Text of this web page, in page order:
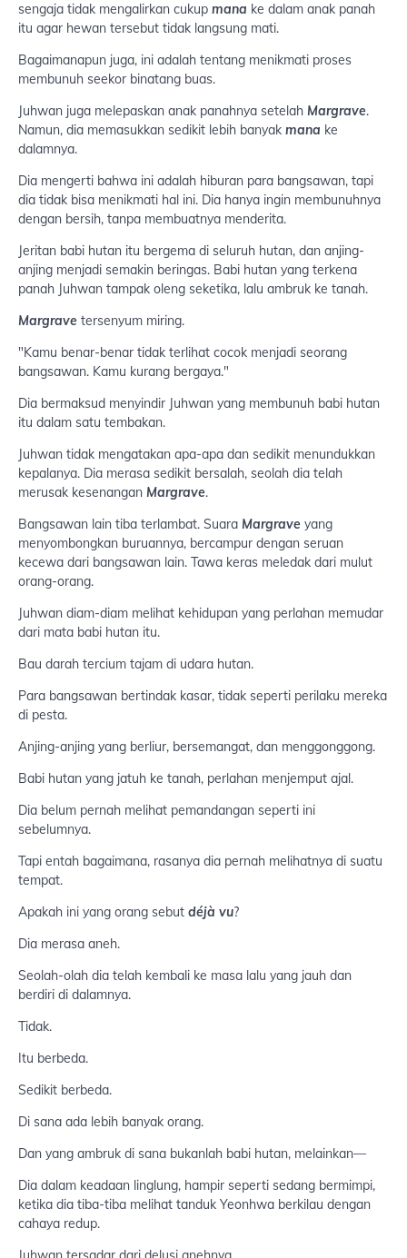
sengaja tidak mengalirkan cukup mana ke dalam anak panah
itu agar hewan tersebut tidak langsung mati.
Bagaimanapun juga, ini adalah tentang menikmati proses
membunuh seekor binatang buas.
Juhwan juga melepaskan anak panahnya setelah Margrave.
Namun, dia memasukkan sedikit lebih banyak mana ke
dalamnya.
Dia mengerti bahwa ini adalah hiburan para bangsawan, tapi
dia tidak bisa menikmati hal ini. Dia hanya ingin membunuhnya
dengan bersih, tanpa membuatnya menderita.
Jeritan babi hutan itu bergema di seluruh hutan, dan anjing-
anjing menjadi semakin beringas. Babi hutan yang terkena
panah Juhwan tampak oleng seketika, lalu ambruk ke tanah.
Margrave tersenyum miring.
"Kamu benar-benar tidak terlihat cocok menjadi seorang
bangsawan. Kamu kurang bergaya."
Dia bermaksud menyindir Juhwan yang membunuh babi hutan
itu dalam satu tembakan.
Juhwan tidak mengatakan apa-apa dan sedikit menundukkan
kepalanya. Dia merasa sedikit bersalah, seolah dia telah
merusak kesenangan Margrave.
Bangsawan lain tiba terlambat. Suara Margrave yang
menyombongkan buruannya, bercampur dengan seruan
kecewa dari bangsawan lain. Tawa keras meledak dari mulut
orang-orang.
Juhwan diam-diam melihat kehidupan yang perlahan memudar
dari mata babi hutan itu.
Bau darah tercium tajam di udara hutan.
Para bangsawan bertindak kasar, tidak seperti perilaku mereka
di pesta.
Anjing-anjing yang berliur, bersemangat, dan menggonggong.
Babi hutan yang jatuh ke tanah, perlahan menjemput ajal.
Dia belum pernah melihat pemandangan seperti ini
sebelumnya.
Tapi entah bagaimana, rasanya dia pernah melihatnya di suatu
tempat.
Apakah ini yang orang sebut déjà vu?
Dia merasa aneh.
Seolah-olah dia telah kembali ke masa lalu yang jauh dan
berdiri di dalamnya.
Tidak.
Itu berbeda.
Sedikit berbeda.
Di sana ada lebih banyak orang.
Dan yang ambruk di sana bukanlah babi hutan, melainkan—
Dia dalam keadaan linglung, hampir seperti sedang bermimpi,
ketika dia tiba-tiba melihat tanduk Yeonhwa berkilau dengan
cahaya redup.